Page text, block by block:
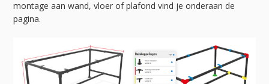
montage aan wand, vloer of plafond vind je onderaan de
pagina.